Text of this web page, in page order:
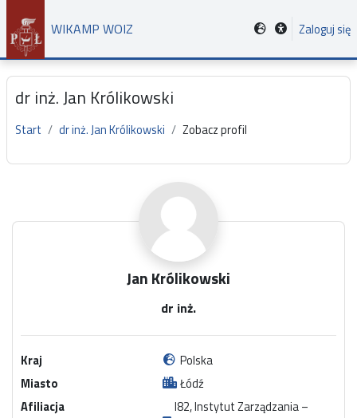
Przejdź do głównej zawartości
WIKAMP WOIZ Zaloguj się
dr inż. Jan Królikowski
Start dr inż. Jan Królikowski Zobacz profil
Jan Królikowski
dr inż.
Kraj
Polska
Miasto
Łódź
Afiliacja
I82, Instytut Zarządzania –